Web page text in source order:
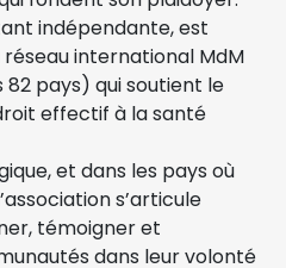
indépendante, est
international MdM
pays) qui soutient le
effectif à la santé
et dans les pays où
s’articule
témoigner et
dans leur volonté